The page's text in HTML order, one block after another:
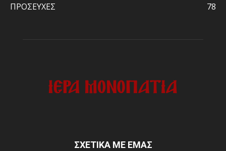
ΠΡΟΣΕΥΧΕΣ
78
ΣΧΕΤΙΚΑ ΜΕ ΕΜΑΣ